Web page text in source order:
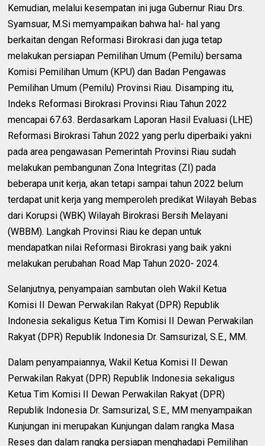
Kemudian, melalui kesempatan ini juga Gubernur Riau Drs.
Syamsuar, M.Si memyampaikan bahwa hal- hal yang
berkaitan dengan Reformasi Birokrasi dan juga tetap
melakukan persiapan Pemilihan Umum (Pemilu) bersama
Komisi Pemilihan Umum (KPU) dan Badan Pengawas
Pemilihan Umum (Pemilu) Provinsi Riau. Disamping itu,
Indeks Reformasi Birokrasi Provinsi Riau Tahun 2022
mencapai 67.63. Berdasarkam Laporan Hasil Evaluasi (LHE)
Reformasi Birokrasi Tahun 2022 yang perlu diperbaiki yakni
pada area pengawasan Pemerintah Provinsi Riau sudah
melakukan pembangunan Zona Integritas (ZI) pada
beberapa unit kerja, akan tetapi sampai tahun 2022 belum
terdapat unit kerja yang memperoleh predikat Wilayah Bebas
dari Korupsi (WBK) Wilayah Birokrasi Bersih Melayani
(WBBM). Langkah Provinsi Riau ke depan untuk
mendapatkan nilai Reformasi Birokrasi yang baik yakni
melakukan perubahan Road Map Tahun 2020- 2024.
Selanjutnya, penyampaian sambutan oleh Wakil Ketua
Komisi II Dewan Perwakilan Rakyat (DPR) Republik
Indonesia sekaligus Ketua Tim Komisi II Dewan Perwakilan
Rakyat (DPR) Republik Indonesia Dr. Samsurizal, S.E., MM.
Dalam penyampaiannya, Wakil Ketua Komisi II Dewan
Perwakilan Rakyat (DPR) Republik Indonesia sekaligus
Ketua Tim Komisi II Dewan Perwakilan Rakyat (DPR)
Republik Indonesia Dr. Samsurizal, S.E., MM menyampaikan
Kunjungan ini merupakan Kunjungan dalam rangka Masa
Reses dan dalam rangka persiapan menghadapi Pemilihan